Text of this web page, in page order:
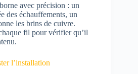
avec précision : un
des échauffements, un
les brins de cuivre.
fil pour vérifier qu’il
l’installation